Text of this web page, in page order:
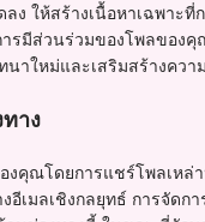
ให้สร้างเนื้อหาเฉพาะที่
รมีส่วนร่วมของโพลขอ
าใหม่และเสริมสร้างคว
าง
งคุณโดยการแชร์โพลเห
อีเมลเชิงกลยุทธ์ การจัด